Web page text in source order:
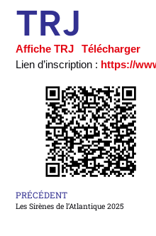
TRJ
Affiche TRJ
Télécharger
Lien d’inscription : https://
PRÉCÉDENT
Les Sirènes de l’Atlantique 2025